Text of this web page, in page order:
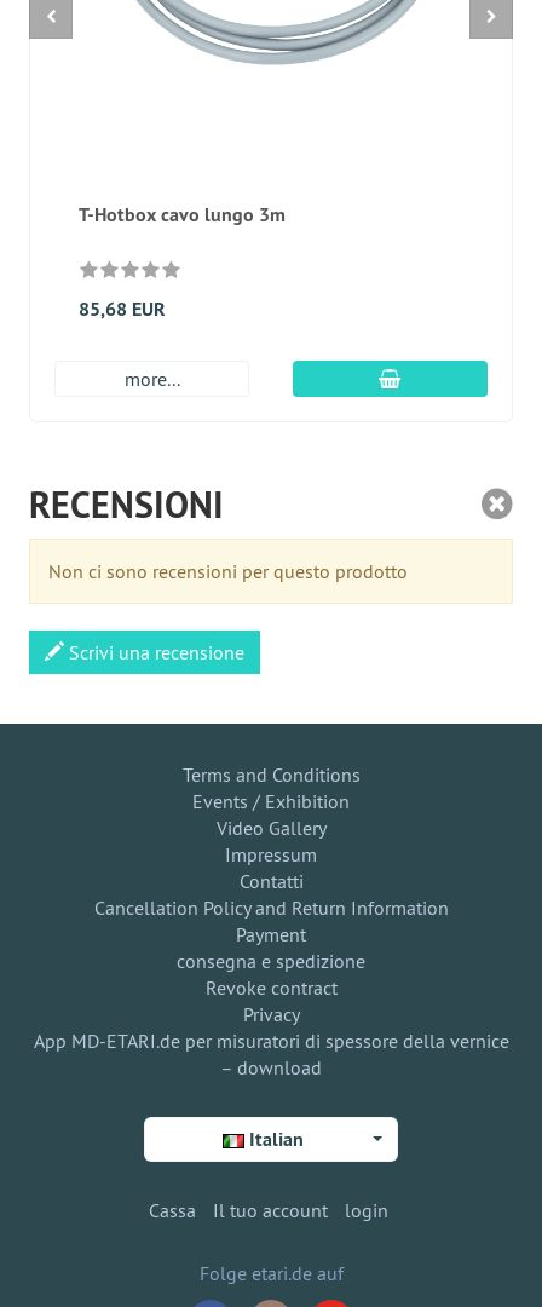
T-Hotbox cavo lungo 3m
85,68 EUR
more... aggiungi al
RECENSIONI
Non ci sono recensioni per questo prodotto
Scrivi una recensione
Terms and Conditions
Events / Exhibition
Video Gallery
Impressum
Contatti
Cancellation Policy and Return Information
Payment
consegna e spedizione
Revoke contract
Privacy
App MD-ETARI.de per misuratori di spessore della vernice
– download
Italian
Cassa Il tuo account login
Folge etari.de auf